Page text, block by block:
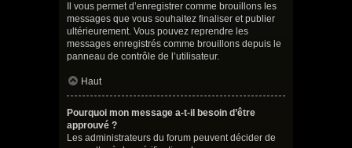
Il vous permet d’enregistrer comme brouillons les
messages que vous souhaitez finaliser et publier
ultérieurement. Vous pouvez reprendre les
messages enregistrés comme brouillons depuis le
panneau de contrôle de l’utilisateur.
Haut
Pourquoi mon message a-t-il besoin d’être
approuvé ?
Les administrateurs du forum peuvent décider de